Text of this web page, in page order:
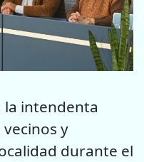
la intendenta
y
durante el